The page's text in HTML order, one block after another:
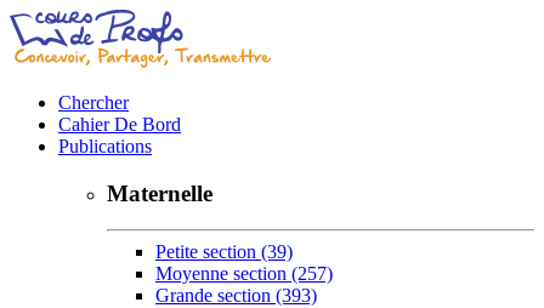
Chercher
Cahier De Bord
Publications
Maternelle
Petite section (39)
Moyenne section (257)
Grande section (393)